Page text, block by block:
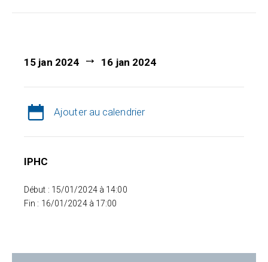
15 jan 2024 16 jan 2024
Ajouter au calendrier
IPHC
Début : 15/01/2024 à 14:00
Fin : 16/01/2024 à 17:00